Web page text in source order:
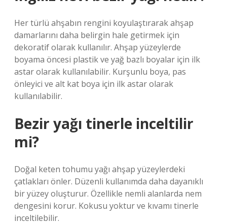
Her türlü ahşabın rengini koyulaştırarak ahşap
damarlarını daha belirgin hale getirmek için
dekoratif olarak kullanılır. Ahşap yüzeylerde
boyama öncesi plastik ve yağ bazlı boyalar için ilk
astar olarak kullanılabilir. Kurşunlu boya, pas
önleyici ve alt kat boya için ilk astar olarak
kullanılabilir.
Bezir yağı tinerle inceltilir
mi?
Doğal keten tohumu yağı ahşap yüzeylerdeki
çatlakları önler. Düzenli kullanımda daha dayanıklı
bir yüzey oluşturur. Özellikle nemli alanlarda nem
dengesini korur. Kokusu yoktur ve kıvamı tinerle
inceltilebilir.